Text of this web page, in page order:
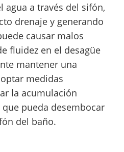
agua a través del sifón,
drenaje y generando
causar malos
fluidez en el desagüe
mantener una
medidas
la acumulación
pueda desembocar
del baño.